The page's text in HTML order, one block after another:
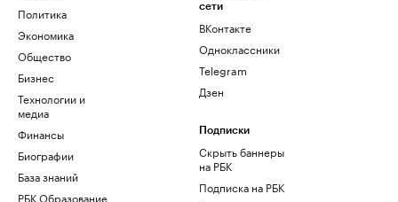
Политика
Экономика
Общество
Бизнес
Технологии и
медиа
Финансы
Биографии
База знаний
РБК Образование
сети
ВКонтакте
Одноклассники
Telegram
Дзен
Подписки
Скрыть баннеры
на РБК
Подписка на РБК